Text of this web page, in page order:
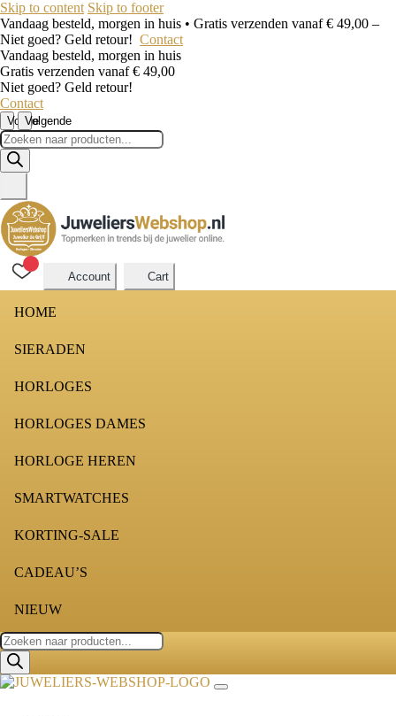
Skip to content Skip to footer
Vandaag besteld, morgen in huis • Gratis verzenden vanaf € 49,00 –
Niet goed? Geld retour! Contact
Vandaag besteld, morgen in huis
Gratis verzenden vanaf € 49,00
Niet goed? Geld retour!
Contact
VorigeVolgende
Producten
zoeken
Account Cart
HOME
SIERADEN
HORLOGES
HORLOGES DAMES
HORLOGE HEREN
SMARTWATCHES
KORTING-SALE
CADEAU’S
NIEUW
Producten
zoeken